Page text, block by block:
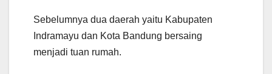
Sebelumnya dua daerah yaitu Kabupaten
Indramayu dan Kota Bandung bersaing
menjadi tuan rumah.